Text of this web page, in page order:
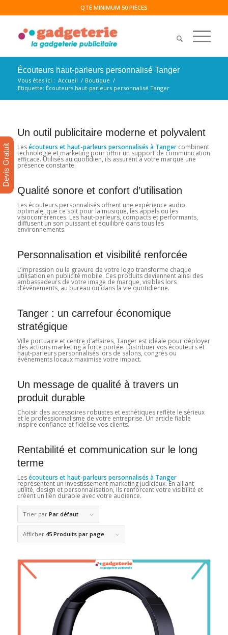
QTÉ MINIMUM 50 PIÈCES
Écouteurs haut-parleurs personnalisé Tanger
Vous êtes ici : Accueil / Boutique /
Etiquette: Écouteurs haut-parleurs personnalisé Tanger
Un outil publicitaire moderne et polyvalent
Lesécouteurs et haut-parleurs personnalisés à Tangercombinent
technologie et marketing pour offrir un support de communication
efficace. Utilisés au quotidien, ils assurent à votre marque une
présence constante.
Qualité sonore et confort d’utilisation
Les écouteurs personnalisés offrent une expérience audio
optimale, que ce soit pour la musique, les appels ou les
visioconférences. Les haut-parleurs, compacts et performants,
diffusent un son puissant et équilibré dans tous les
environnements.
Personnalisation et visibilité renforcée
L’impression ou la gravure de votre logo transforme chaque
utilisation en publicité mobile. Ces produits deviennent ainsi des
ambassadeurs de votre image de marque, visibles lors
d’événements, au bureau ou dans la vie quotidienne.
Tanger : un carrefour économique
stratégique
Ville portuaire et centre d’affaires, Tanger est idéale pour déployer
des actions marketing à forte portée. Distribuer vos écouteurs et
haut-parleurs personnalisés lors de salons, congrès ou
événements locaux maximise votre impact.
Un message de qualité à travers un
produit durable
Choisir des accessoires robustes et esthétiques reflète le sérieux
et le professionnalisme de votre entreprise. Un article fiable
inspire confiance et fidélise vos clients.
Rentabilité et communication sur le long
terme
Lesécouteurs et haut-parleurs personnalisés à Tanger
représentent un investissement marketing judicieux. En alliant
utilité, design et personnalisation, ils renforcent votre visibilité et
créent un lien durable avec votre audience.
Trier par Par défaut
Afficher 45 Produits par page
Devis Gratuit